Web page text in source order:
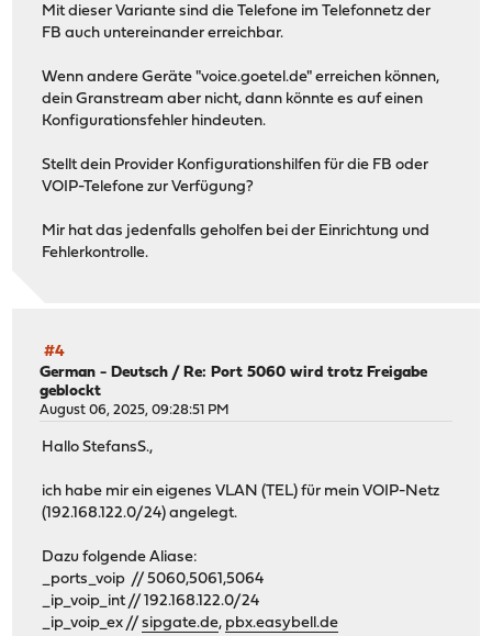
Mit dieser Variante sind die Telefone im Telefonnetz der
FB auch untereinander erreichbar.
Wenn andere Geräte "voice.goetel.de" erreichen können,
dein Granstream aber nicht, dann könnte es auf einen
Konfigurationsfehler hindeuten.
Stellt dein Provider Konfigurationshilfen für die FB oder
VOIP-Telefone zur Verfügung?
Mir hat das jedenfalls geholfen bei der Einrichtung und
Fehlerkontrolle.
#4
German - Deutsch /Re: Port 5060 wird trotz Freigabe
geblockt
August 06, 2025, 09:28:51 PM
Hallo StefansS.,
ich habe mir ein eigenes VLAN (TEL) für mein VOIP-Netz
(192.168.122.0/24) angelegt.
Dazu folgende Aliase:
_ports_voip // 5060,5061,5064
_ip_voip_int // 192.168.122.0/24
_ip_voip_ex //sipgate.de, pbx.easybell.de